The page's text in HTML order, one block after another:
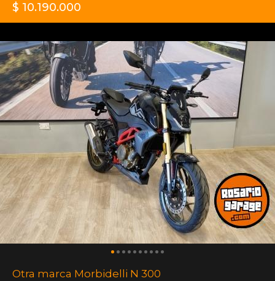
$ 10.190.000
Otra marca Morbidelli N 300